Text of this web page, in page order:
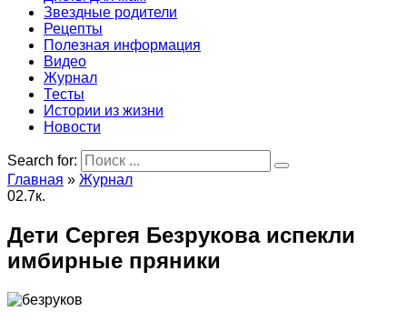
Звездные родители
Рецепты
Полезная информация
Видео
Журнал
Тесты
Истории из жизни
Новости
Search for:
Главная » Журнал
02.7к.
Дети Сергея Безрукова испекли
имбирные пряники